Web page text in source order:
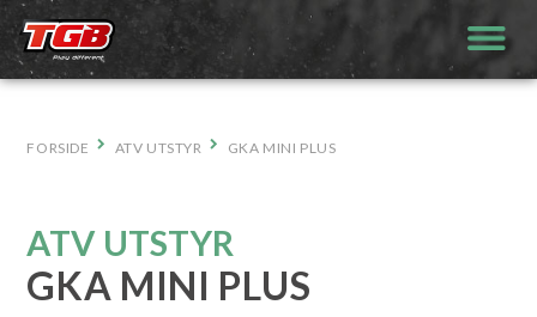
Hopp
til
innhold
FORSIDE ATV UTSTYR GKA MINI PLUS
ATV UTSTYR
GKA MINI PLUS